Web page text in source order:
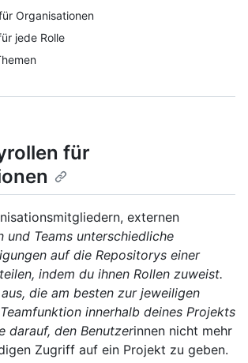
Organisationen
jede Rolle
für
externen
und Teams unterschiedliche
auf die Repositorys einer
indem du ihnen Rollen zuweist.
die am besten zur jeweiligen
innerhalb deines Projekts
darauf, den Benutzerinnen nicht mehr
Zugriff auf ein Projekt zu geben.